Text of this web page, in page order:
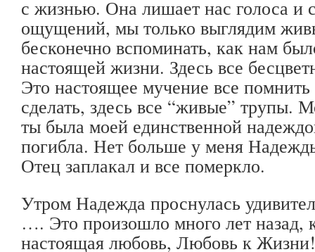
с жизнью. Она лишает нас голоса и
ощущений, мы только выглядим
бесконечно вспоминать, как нам
настоящей жизни. Здесь все
Это настоящее мучение все
сделать, здесь все “живые” трупы.
ты была моей единственной
погибла. Нет больше у меня
Отец заплакал и все померкло.
Утром Надежда проснулась
…. Это произошло много лет назад,
настоящая любовь, Любовь к